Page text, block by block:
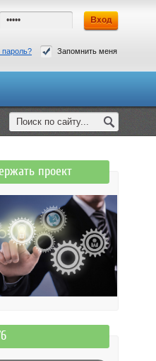
Запомнить меня
проект